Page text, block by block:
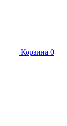
Корзина 0